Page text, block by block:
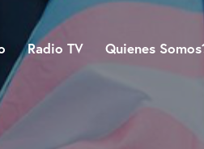
Radio TV Quienes